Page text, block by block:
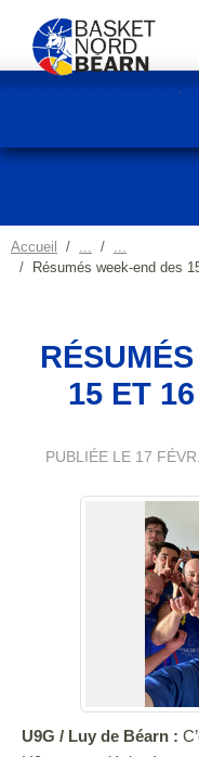
Accueil
Résumés week-end des
15 ET
PUBLIÉE LE 17
U9G / Luy de Béarn :